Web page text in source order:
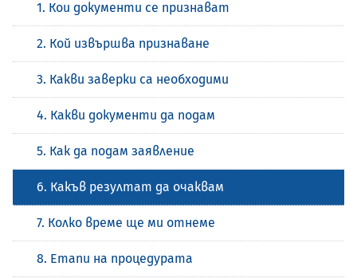
1. Кои документи се признават
2. Кой извършва признаване
3. Какви заверки са необходими
4. Какви документи да подам
5. Как да подам заявление
6. Какъв резултат да очаквам
7. Колко време ще ми отнеме
8. Етапи на процедурата